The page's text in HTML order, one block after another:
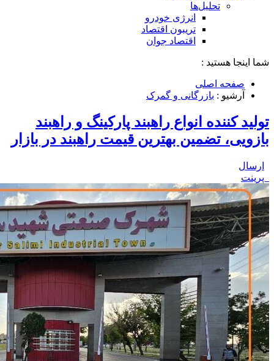
تحلیل‌ها
انرژی خودرو
تریبون اقتصاد
اقتصاد جوان
شما اینجا هستید :
صفحه اصلی
آرشیو : بازرگانی و گمرک
تولید کننده انواع راهبند پارکینگ و راهبند
بازویی، تضمین بهترین قیمت راهبند در بازار
ارسال
پرینت